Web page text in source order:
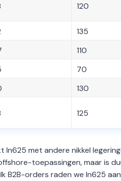
120
135
110
70
130
125
In625 met andere nikkel
toepassingen, maar is
B2B-orders raden we In625